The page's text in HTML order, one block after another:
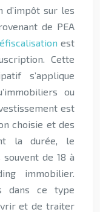
d’impôt sur les
de PEA
est
Cette
s’applique
ou
est
choisie et des
la durée, le
de 18 à
immobilier.
dans ce type
et de traiter